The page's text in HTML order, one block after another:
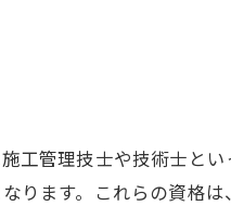
向
工管理技士や技術士と
ります。これらの資格